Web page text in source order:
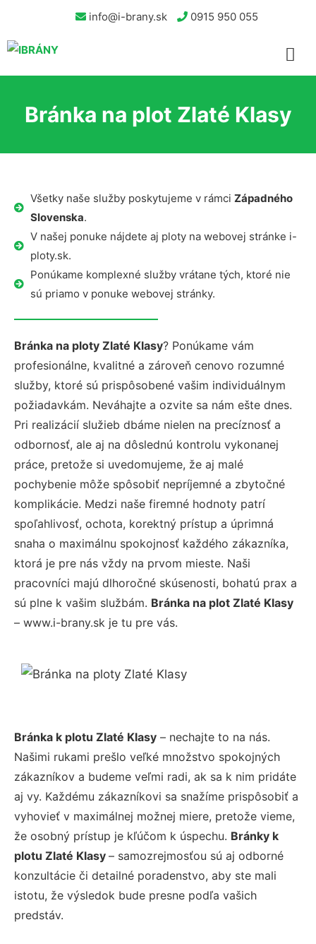
info@i-brany.sk 0915 950 055
Bránka na plot Zlaté Klasy
Všetky naše služby poskytujeme v rámci Západného
Slovenska.
V našej ponuke nájdete aj ploty na webovej stránke i-
ploty.sk.
Ponúkame komplexné služby vrátane tých, ktoré nie
sú priamo v ponuke webovej stránky.
Bránka na ploty Zlaté Klasy? Ponúkame vám
profesionálne, kvalitné a zároveň cenovo rozumné
služby, ktoré sú prispôsobené vašim individuálnym
požiadavkám. Neváhajte a ozvite sa nám ešte dnes.
Pri realizácií služieb dbáme nielen na precíznosť a
odbornosť, ale aj na dôslednú kontrolu vykonanej
práce, pretože si uvedomujeme, že aj malé
pochybenie môže spôsobiť nepríjemné a zbytočné
komplikácie. Medzi naše firemné hodnoty patrí
spoľahlivosť, ochota, korektný prístup a úprimná
snaha o maximálnu spokojnosť každého zákazníka,
ktorá je pre nás vždy na prvom mieste. Naši
pracovníci majú dlhoročné skúsenosti, bohatú prax a
sú plne k vašim službám. Bránka na plot Zlaté Klasy
– www.i-brany.sk je tu pre vás.
Bránka k plotu Zlaté Klasy – nechajte to na nás.
Našimi rukami prešlo veľké množstvo spokojných
zákazníkov a budeme veľmi radi, ak sa k nim pridáte
aj vy. Každému zákazníkovi sa snažíme prispôsobiť a
vyhovieť v maximálnej možnej miere, pretože vieme,
že osobný prístup je kľúčom k úspechu. Bránky k
plotu Zlaté Klasy – samozrejmosťou sú aj odborné
konzultácie či detailné poradenstvo, aby ste mali
istotu, že výsledok bude presne podľa vašich
predstáv.